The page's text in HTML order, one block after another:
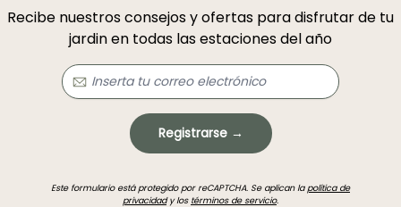
Recibe nuestros consejos y ofertas para disfrutar de tu
jardin en todas las estaciones del año
Registrarse →
Este formulario está protegido por reCAPTCHA. Se aplican lapolítica de
privacidady los términos de servicio.